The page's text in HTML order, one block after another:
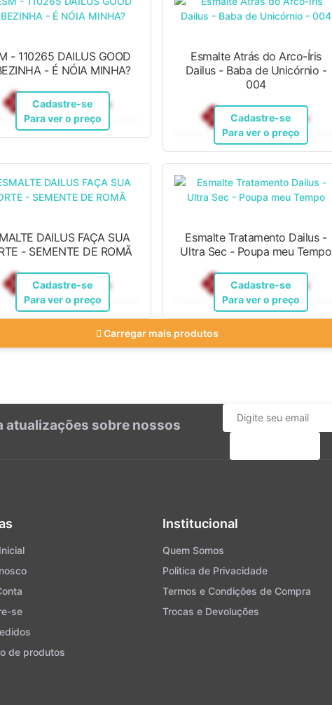
- 110265 DAILUS GOOD
- É NÓIA MINHA?
Cadastre-se
Para ver o preço
R$ 12,10 Pix
Esmalte Atrás do Arco-Íris
Dailus - Baba de Unicórnio -
004
Cadastre-se
Para ver o preço
R$ 12,10 Pix
DAILUS FAÇA SUA
- SEMENTE DE ROMÃ
Cadastre-se
Para ver o preço
R$ 12,10 Pix
Esmalte Tratamento Dailus -
Ultra Sec - Poupa meu Tempo
Cadastre-se
Para ver o preço
R$ 12,10 Pix
Carregar mais produtos
atualizações sobre nossos
se
de produtos
Institucional
Quem Somos
Politica de Privacidade
Termos e Condições de Compra
Trocas e Devoluções